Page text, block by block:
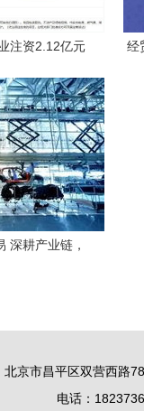
注资2.12亿元
经
深耕产业链，
北京市昌平区双营西路
电话：